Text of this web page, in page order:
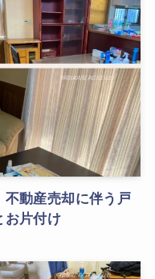
不動産売却に伴う戸
お片付け